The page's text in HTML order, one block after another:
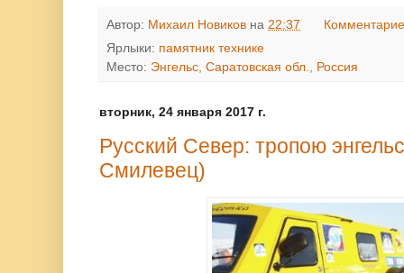
Автор: Михаил Новиков на 22:37
Ярлыки: памятник технике
Место: Энгельс, Саратовская обл., Россия
вторник, 24 января 2017 г.
Русский Север: тропою
Смилевец)